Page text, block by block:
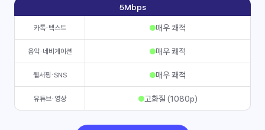
5Mbps
카톡·텍스트 매우 쾌적
음악·네비게이션 매우 쾌적
웹서핑·SNS 매우 쾌적
유튜브·영상 고화질 (1080p)